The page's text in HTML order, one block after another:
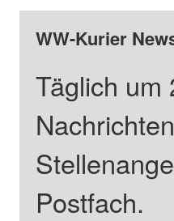
WW-Kurier
Täglich um
Postfach.